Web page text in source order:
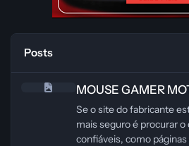
Posts
MOUSE GAMER
Se o site do fabricante
mais seguro é procurar
confiáveis, como